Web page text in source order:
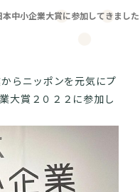
本中小企業大賞に参加してきました
らニッポンを元気にプ
大賞２０２２に参加し